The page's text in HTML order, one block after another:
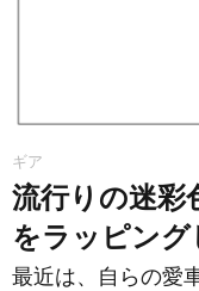
ギア
流行りの迷彩
をラッピング
最近は、自らの愛